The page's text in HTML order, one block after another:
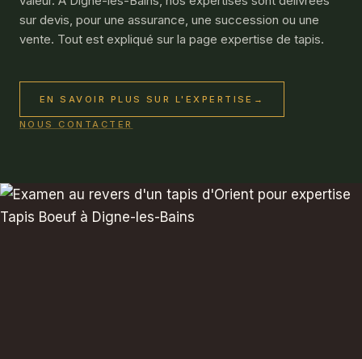
sur devis, pour une assurance, une succession ou une
vente. Tout est expliqué sur la page expertise de tapis.
EN SAVOIR PLUS SUR L'EXPERTISE →
NOUS CONTACTER